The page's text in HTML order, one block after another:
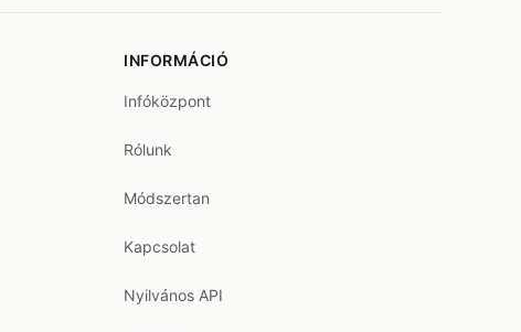
INFORMÁCIÓ
Infóközpont
Rólunk
Módszertan
Kapcsolat
Nyilvános API